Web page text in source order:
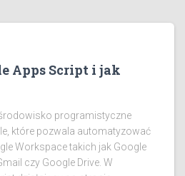
Apps Script i jak
programistyczne
które pozwala automatyzować
Workspace takich jak Google
czy Google Drive. W